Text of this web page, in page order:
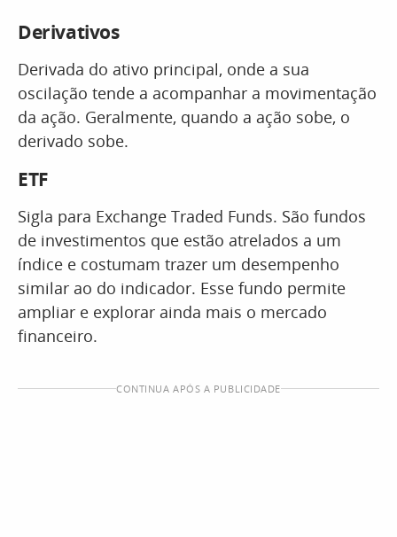
Derivativos
Derivada do ativo principal, onde a sua
oscilação tende a acompanhar a movimentação
da ação. Geralmente, quando a ação sobe, o
derivado sobe.
ETF
Sigla para Exchange Traded Funds. São fundos
de investimentos que estão atrelados a um
índice e costumam trazer um desempenho
similar ao do indicador. Esse fundo permite
ampliar e explorar ainda mais o mercado
financeiro.
CONTINUA APÓS A PUBLICIDADE